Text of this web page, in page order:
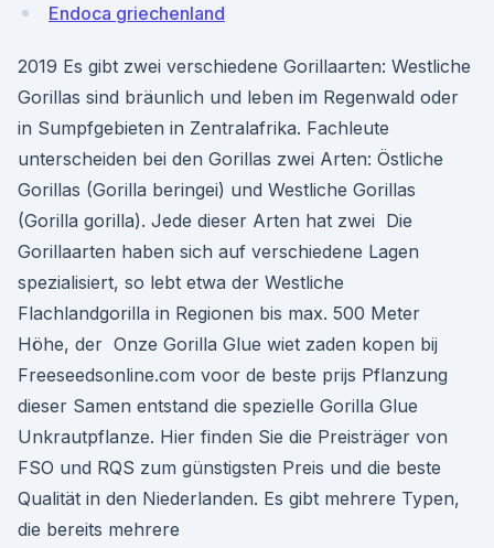
Endoca griechenland
2019 Es gibt zwei verschiedene Gorillaarten: Westliche
Gorillas sind bräunlich und leben im Regenwald oder
in Sumpfgebieten in Zentralafrika. Fachleute
unterscheiden bei den Gorillas zwei Arten: Östliche
Gorillas (Gorilla beringei) und Westliche Gorillas
(Gorilla gorilla). Jede dieser Arten hat zwei Die
Gorillaarten haben sich auf verschiedene Lagen
spezialisiert, so lebt etwa der Westliche
Flachlandgorilla in Regionen bis max. 500 Meter
Höhe, der Onze Gorilla Glue wiet zaden kopen bij
Freeseedsonline.com voor de beste prijs Pflanzung
dieser Samen entstand die spezielle Gorilla Glue
Unkrautpflanze. Hier finden Sie die Preisträger von
FSO und RQS zum günstigsten Preis und die beste
Qualität in den Niederlanden. Es gibt mehrere Typen,
die bereits mehrere